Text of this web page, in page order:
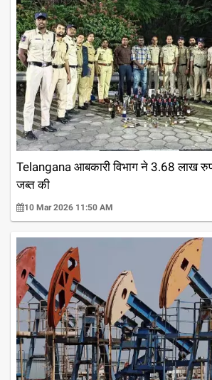
Telangana आबकारी विभाग ने 3.68 लाख
जब्त की
10 Mar 2026 11:50 AM